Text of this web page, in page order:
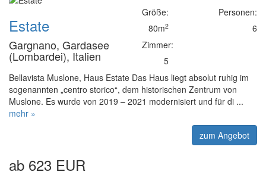
Estate
Gargnano, Gardasee
(Lombardei), Italien
Größe:
80m2
Zimmer:
5
Personen:
6
Bellavista Muslone, Haus Estate Das Haus liegt absolut ruhig im
sogenannten „centro storico“, dem historischen Zentrum von
Muslone. Es wurde von 2019 – 2021 modernisiert und für di ...
mehr »
zum Angebot
ab 623 EUR